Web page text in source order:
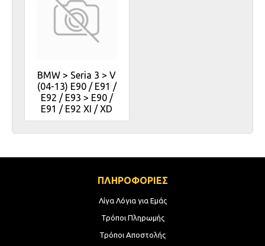
BMW > Seria 3 > V
(04-13) E90 / E91 /
E92 / E93 > E90 /
E91 / E92 XI / XD
ΠΛΗΡΟΦΟΡΙΕΣ
Λίγα Λόγια για Εμάς
Τρόποι Πληρωμής
Τρόποι Αποστολής